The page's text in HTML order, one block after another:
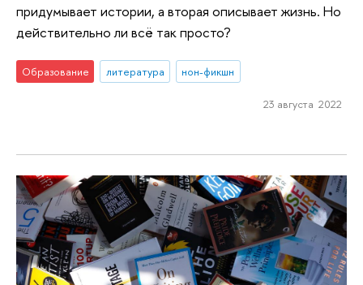
придумывает истории, а вторая описывает жизнь. Но
действительно ли всё так просто?
Образование литература нон-фикшн
23 августа 2022